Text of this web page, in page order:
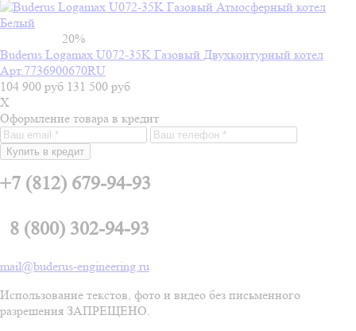
20%
Buderus Logamax U072-35K Газовый Двухконтурный котел
Арт.7736900670RU
104 900 руб 131 500 руб
X
Оформление товара в кредит
Купить в кредит
+7 (812) 679-94-93
8 (800) 302-94-93
mail@buderus-engineering.ru
Использование текстов, фото и видео без письменного
разрешения ЗАПРЕЩЕНО.